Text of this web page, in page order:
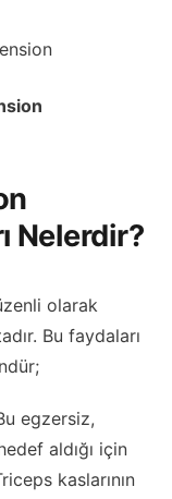
Nelerdir?
olarak
Bu faydaları
egzersiz,
aldığı için
kaslarının